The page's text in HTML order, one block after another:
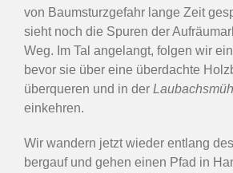
von Baumsturzgefahr lange Zeit
sieht noch die Spuren der
Weg. Im Tal angelangt, folgen wir
bevor sie über eine überdachte
überqueren und in der
einkehren.
Wir wandern jetzt wieder entlang
bergauf und gehen einen Pfad in